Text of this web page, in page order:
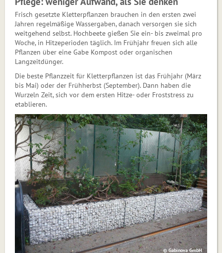
Frisch gesetzte Kletterpflanzen brauchen in den ersten zwei
Jahren regelmäßige Wassergaben, danach versorgen sie sich
weitgehend selbst. Hochbeete gießen Sie ein- bis zweimal pro
Woche, in Hitzeperioden täglich. Im Frühjahr freuen sich alle
Pflanzen über eine Gabe Kompost oder organischen
Langzeitdünger.
Die beste Pflanzzeit für Kletterpflanzen ist das Frühjahr (März
bis Mai) oder der Frühherbst (September). Dann haben die
Wurzeln Zeit, sich vor dem ersten Hitze- oder Froststress zu
etablieren.
© Gabinova GmbH